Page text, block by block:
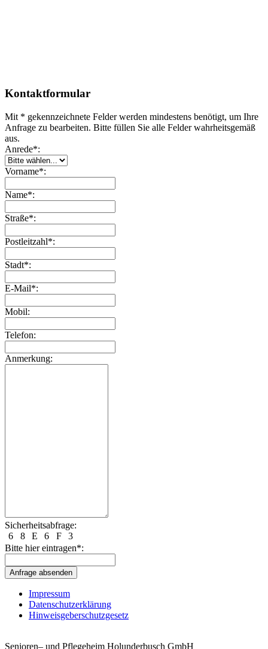
Kontaktformular
Mit * gekennzeichnete Felder werden mindestens benötigt, um Ihre
Anfrage zu bearbeiten. Bitte füllen Sie alle Felder wahrheitsgemäß
aus.
Anrede*:
Vorname*:
Name*:
Straße*:
Postleitzahl*:
Stadt*:
E-Mail*:
Mobil:
Telefon:
Anmerkung:
Sicherheitsabfrage:
8
6
E
6 F
3
Bitte hier eintragen*:
Impressum
Datenschutzerklärung
Hinweisgeberschutzgesetz
Senioren– und Pflegeheim Holunderbusch GmbH